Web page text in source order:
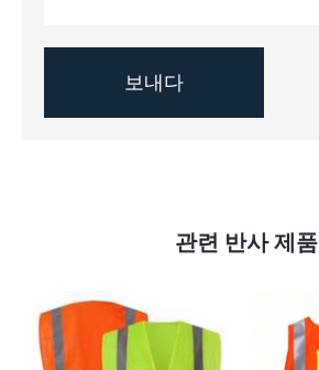
관련 반사 제품